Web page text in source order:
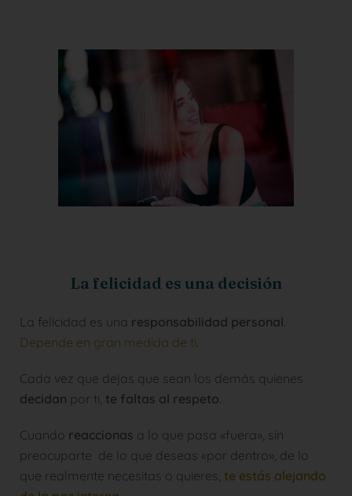
La felicidad es una decisión
La felicidad es una responsabilidad personal.
Depende en gran medida de ti.
Cada vez que dejas que sean los demás quienes
decidan por ti, te faltas al respeto.
Cuando reaccionas a lo que pasa «fuera», sin
preocuparte de lo que deseas «por dentro», de lo
que realmente necesitas o quieres, te estás alejando